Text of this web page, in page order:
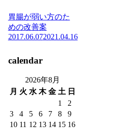
胃腸が弱い方のた
めの改善案
2017.06.072021.04.16
calendar
2026年8月
月 火 水 木 金 土 日
1
2
3
4 5 6 7 8
9
10 11 12 13 14 15 16